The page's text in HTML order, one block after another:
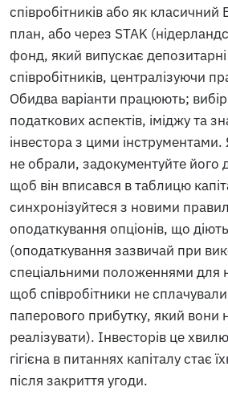
співробітників або як класичний
план, або через STAK
фонд, який випускає
співробітників, централізуючи
Обидва варіанти працюють;
податкових аспектів, іміджу та
інвестора з цими
не обрали, задокументуйте його
щоб він вписався в таблицю
синхронізуйтеся з новими
оподаткування опціонів, що
(оподаткування зазвичай при
спеціальними положеннями для
щоб співробітники не
паперового прибутку, який вони
реалізувати). Інвесторів це
гігієна в питаннях капіталу
після закриття угоди.